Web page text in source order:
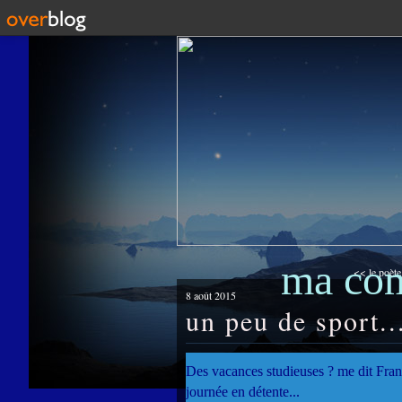
ma << le
8 août 2015
un peu de sport...
Des vacances studieuses ? me dit
journée en détente...